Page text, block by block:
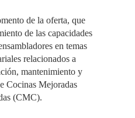
de la oferta, que
de las capacidades
en temas
relacionados a
mantenimiento y
Cocinas Mejoradas
(CMC).